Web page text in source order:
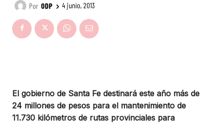
Por ODP 4 junio, 2013
El gobierno de Santa Fe destinará este año más de
24 millones de pesos para el mantenimiento de
11.730 kilómetros de rutas provinciales para